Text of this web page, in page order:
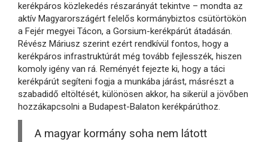
kerékpáros közlekedés részarányát tekintve – mondta az
aktív Magyarországért felelős kormánybiztos csütörtökön
a Fejér megyei Tácon, a Gorsium-kerékpárút átadásán.
Révész Máriusz szerint ezért rendkívül fontos, hogy a
kerékpáros infrastruktúrát még tovább fejlesszék, hiszen
komoly igény van rá. Reményét fejezte ki, hogy a táci
kerékpárút segíteni fogja a munkába járást, másrészt a
szabadidő eltöltését, különösen akkor, ha sikerül a jövőben
hozzákapcsolni a Budapest-Balaton kerékpárúthoz.
A magyar kormány soha nem látott